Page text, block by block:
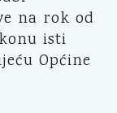
na rok od
isti
Općine